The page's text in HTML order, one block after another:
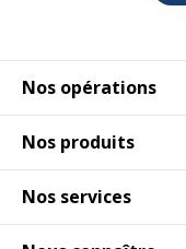
Nos opérations
Nos produits
Nos services